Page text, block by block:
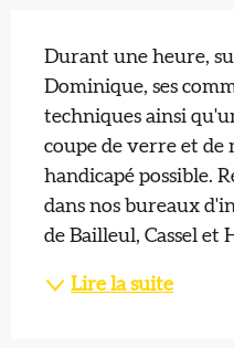
Durant une heure,
Dominique, ses
techniques ainsi
coupe de verre et de
handicapé possible.
dans nos bureaux
de Bailleul, Cassel et
Lire la suite